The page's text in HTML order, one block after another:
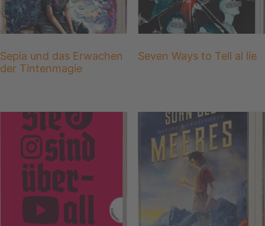
Sepia und das Erwachen
der Tintenmagie
Seven Ways to Tell al lie